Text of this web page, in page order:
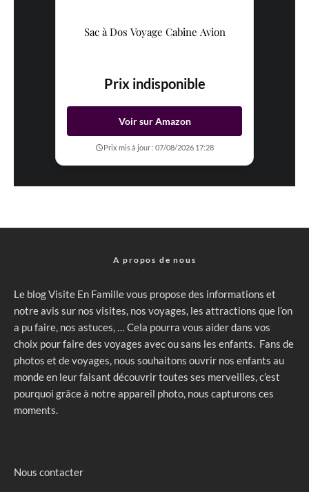
Sac à Dos Voyage Cabine Avion
Prix indisponible
Voir sur Amazon
Prix mis à jour : 07/08/2026 17:28
A propos de nous
Le blog Visite En Famille vous propose des informations et
notre avis sur nos visites, nos voyages, les attractions que l’on
a pu faire, nos astuces, … Cela pourra vous aider dans vos
choix pour faire des voyages avec ou sans les enfants. Fans de
photos et de voyages, nous souhaitons ouvrir nos enfants au
monde en leur faisant découvrir toutes ses merveilles, c’est
pourquoi grâce à notre appareil photo, nous capturons ces
moments.
Nous contacter